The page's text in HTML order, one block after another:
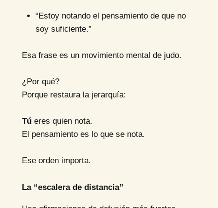
“Estoy notando el pensamiento de que no
soy suficiente.”
Esa frase es un movimiento mental de judo.
¿Por qué?
Porque restaura la jerarquía:
Túeres quien nota.
El pensamiento es lo que se nota.
Ese orden importa.
La “escalera de distancia”